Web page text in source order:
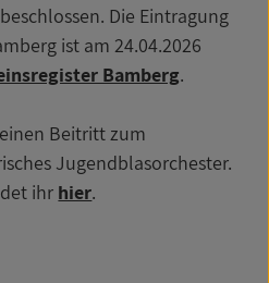
Die Eintragung
ist am 24.04.2026
Bamberg.
Beitritt zum
Jugendblasorchester.
ihr hier.